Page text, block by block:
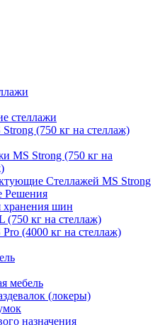
стеллажи
(750 кг на стеллаж)
MS Strong (750 кг на
Стеллажей MS Strong
Решения
хранения шин
(750 кг на стеллаж)
(4000 кг на стеллаж)
мебель
(локеры)
назначения